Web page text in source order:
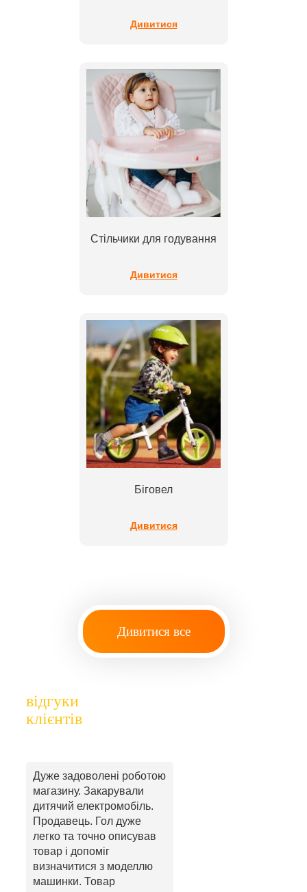
Дивитися
Стільчики для годування
Дивитися
Біговел
Дивитися
Дивитися все
відгуки
клієнтів
Дуже задоволені роботою
магазину. Закарували
дитячий електромобіль.
Продавець. Гол дуже
легко та точно описував
товар і допоміг
визначитися з моделлю
машинки. Товар